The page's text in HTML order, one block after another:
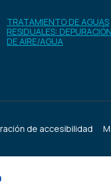
TRATAMIENTO DE AGUAS
RESIDUALES:
DE AIRE/AGUA
de accesibilidad